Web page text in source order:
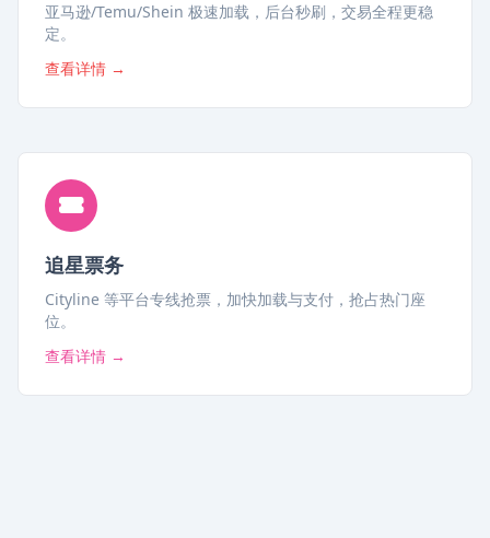
亚马逊/Temu/Shein 极速加载，后台秒刷，交易全程更稳
定。
查看详情 →
追星票务
Cityline 等平台专线抢票，加快加载与支付，抢占热门座
位。
查看详情 →